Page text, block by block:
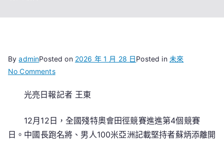
ByadminPosted on 2026 年 1 月 28 日Posted in 未來
No Commentson
九
格
私
光亮日報記者 王東
12月12日，全國殘特奧會田徑競賽進進第4個競賽
日。中國長跑名將、男人100米亞洲記載堅持者蘇炳添離開